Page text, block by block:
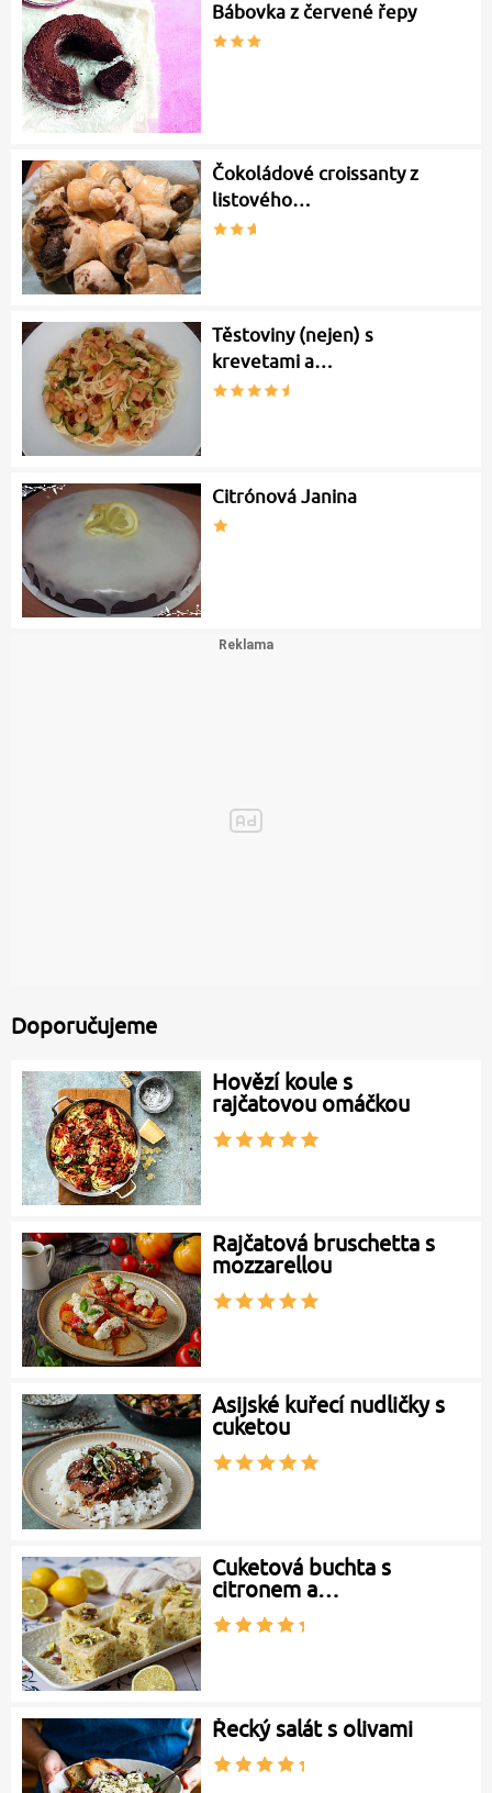
Bábovka z červené řepy
Čokoládové croissanty z
listového…
Těstoviny (nejen) s
krevetami a…
Citrónová Janina
Doporučujeme
Hovězí koule s
rajčatovou omáčkou
Rajčatová bruschetta s
mozzarellou
Asijské kuřecí nudličky s
cuketou
Cuketová buchta s
citronem a…
Řecký salát s olivami